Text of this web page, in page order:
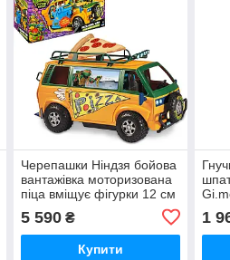
Черепашки Ніндзя бойова
вантажівка моторизована
піца вміщує фігурки 12 см
років
5 590₴
Купити
1